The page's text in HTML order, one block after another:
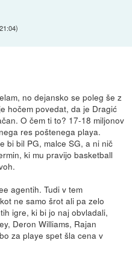
)
no dejansko se poleg še z
hočem povedat, da je Dragić
O čem ti to? 17-18 miljonov
res poštenega playa.
bi bil PG, malce SG, a ni nič
ki mu pravijo basketball
agentih. Tudi v tem
ne samo šrot ali pa zelo
igre, ki bi jo naj obvladali,
Deron Williams, Rajan
za playe spet šla cena v